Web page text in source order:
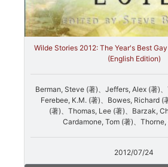
Wilde Stories 2012: The Year's Best
(English Edition)
Berman, Steve (著)、Jeffers, Alex (著)、
Ferebee, K.M. (著)、Bowes, Richard (
(著)、Thomas, Lee (著)、Barzak,
Cardamone, Tom (著)、
2012/07/24